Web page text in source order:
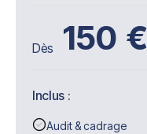
Dès 150 €
Inclus :
Audit & cadrage